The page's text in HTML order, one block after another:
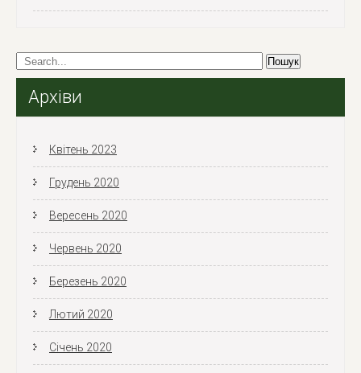
Архіви
Квітень 2023
Грудень 2020
Вересень 2020
Червень 2020
Березень 2020
Лютий 2020
Січень 2020